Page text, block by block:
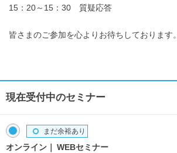
15：20～15：30 質疑応答
皆さまのご参加を心よりお待ちしております。
現在受付中のセミナー
オンライン WEBセミナー
まだ余裕あり